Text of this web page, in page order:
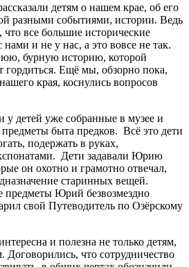
детям о нашем крае, об его
разными событиями, истории. Ведь
все большие исторические
и не у нас, а это вовсе не так.
бурную историю, которой
гордиться. Ещё мы, обзорно пока,
края, коснулись вопросов
у детей уже собранные в музее и
быта предков. Всё это дети
подержать в руках,
Дети задавали Юрию
он охотно и грамотно отвечал,
старинных вещей.
предметы Юрий безвозмездно
свой Путеводитель по Озёрскому
и полезна не только детям,
что сотрудничество